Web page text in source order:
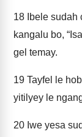
18 Ibele
kangalu bo,
gel temay.
19 Tayfel le
yitilyey le
20 Iwe yesa